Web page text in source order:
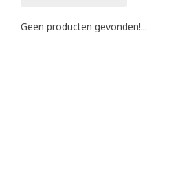
Geen producten gevonden!...